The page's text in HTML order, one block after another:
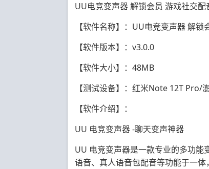
UU电竞变声器 解锁会员 游戏社交
【软件名称】：UU电竞变声器 解锁
【软件版本】：v3.0.0
【软件大小】：48MB
【测试设备】：红米Note 12T Pro/
【软件介绍】：
UU 电竞变声器 -聊天变声神器
UU 电竞变声器是一款专业的多功
语音、真人语音包配音等功能于一